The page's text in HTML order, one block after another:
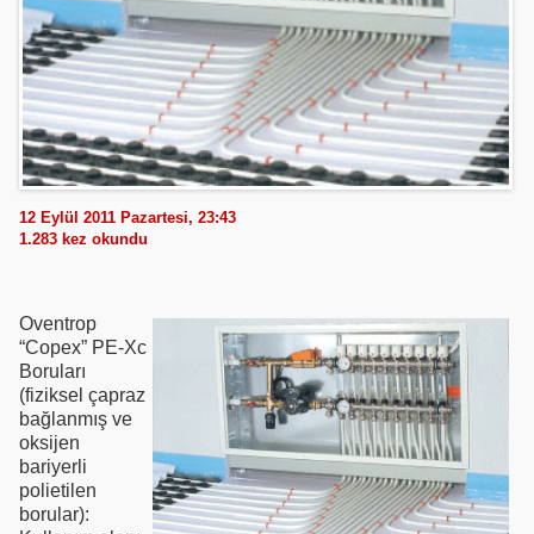
12 Eylül 2011 Pazartesi, 23:43
1.283 kez okundu
Oventrop
“Copex” PE-Xc
Boruları
(fiziksel çapraz
bağlanmış ve
oksijen
bariyerli
polietilen
borular):